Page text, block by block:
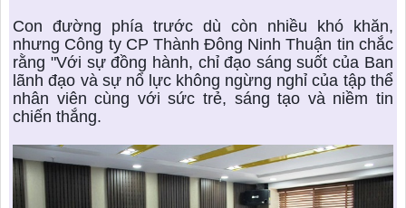
Con đường phía trước dù còn nhiều khó khăn,
nhưng Công ty CP Thành Đông Ninh Thuận tin chắc
rằng "Với sự đồng hành, chỉ đạo sáng suốt của Ban
lãnh đạo và sự nổ lực không ngừng nghỉ của tập thể
nhân viên cùng với sức trẻ, sáng tạo và niềm tin
chiến thắng.